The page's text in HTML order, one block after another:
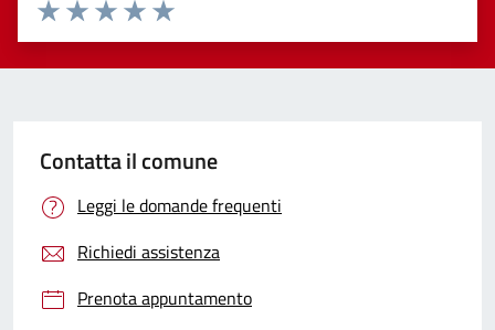
Valuta 5 stelle su 5
Valuta 4 stelle su 5
Valuta 3 stelle su 5
Valuta 2 stelle su 5
Valuta 1 stelle su 5
Contatta il comune
Leggi le domande frequenti
Richiedi assistenza
Prenota appuntamento